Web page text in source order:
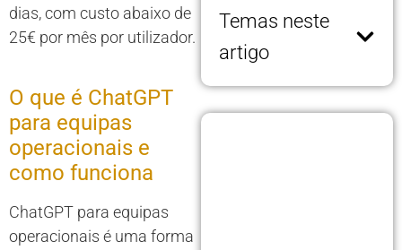
dias, com custo abaixo de
25€ por mês por utilizador.
O que é ChatGPT
para equipas
operacionais e
como funciona
ChatGPT para equipas
operacionais é uma forma
Temas neste
artigo